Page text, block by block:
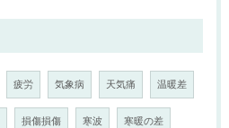
疲労 気象病 天気痛 温暖差
損傷損傷 寒波 寒暖の差